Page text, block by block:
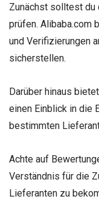
Zunächst solltest
prüfen. Alibaba.com
und Verifizierungen
sicherstellen.
Darüber hinaus
einen Einblick in die
bestimmten
Achte auf
Verständnis für die
Lieferanten zu